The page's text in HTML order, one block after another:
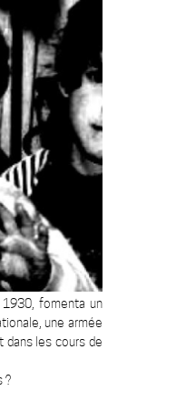
1930, fomenta un
une armée
dans les cours de
?